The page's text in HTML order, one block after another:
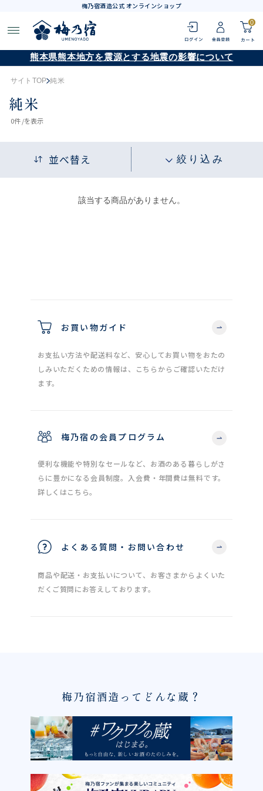
梅乃宿酒造公式 オンラインショップ
0
熊本県熊本地方を震源とする地震の影響について
サイトTOP 純米
純米
0件 /を表示
並べ替え 絞り込み
該当する商品がありません。
お買い物ガイド
お支払い方法や配送料など、安心してお買い物をおたの
しみいただくための情報は、こちらからご確認いただけ
ます。
梅乃宿の会員プログラム
便利な機能や特別なセールなど、お酒のある暮らしがさ
らに豊かになる会員制度。入会費・年間費は無料です。
詳しくはこちら。
よくある質問・お問い合わせ
商品や配送・お支払いについて、お客さまからよくいた
だくご質問にお答えしております。
梅乃宿酒造ってどんな蔵？